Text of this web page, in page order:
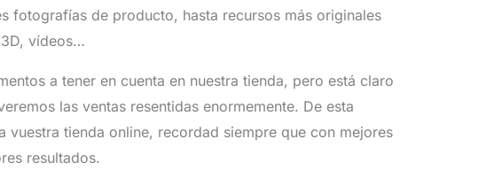
fotografías de producto, hasta recursos más originales
vídeos…
a tener en cuenta en nuestra tienda, pero está claro
las ventas resentidas enormemente. De esta
vuestra tienda online, recordad siempre que con mejores
resultados.